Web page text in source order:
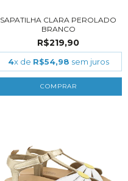
SAPATILHA CLARA PEROLADO
BRANCO
R$219,90
4x de R$54,98 sem juros
COMPRAR